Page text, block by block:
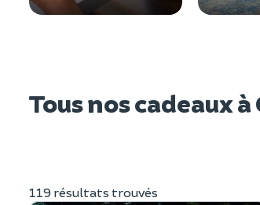
Tous nos cadeaux
119 résultats trouvés